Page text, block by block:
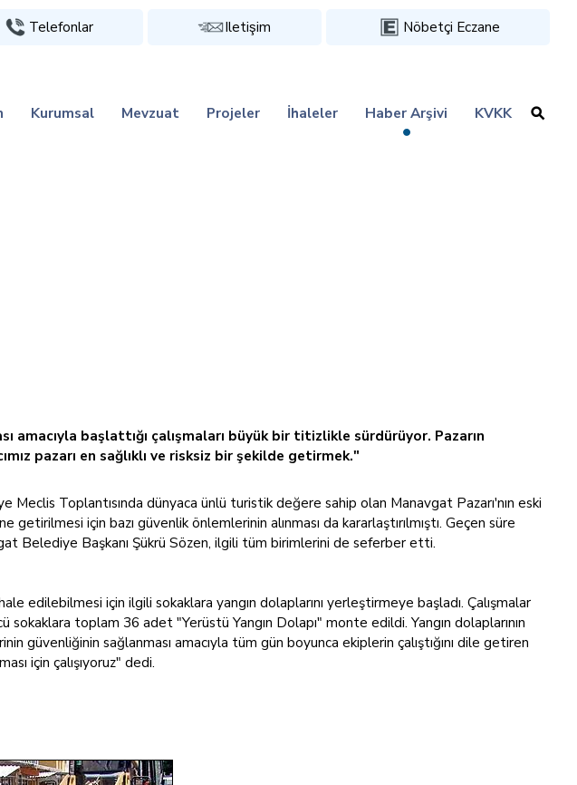
Telefonlar Iletişim Nöbetçi Eczane
Kurumsal Mevzuat Projeler İhaleler Haber Arşivi KVKK
amacıyla başlattığı çalışmaları büyük bir titizlikle sürdürüyor. Pazarın
pazarı en sağlıklı ve risksiz bir şekilde getirmek."
Toplantısında dünyaca ünlü turistik değere sahip olan Manavgat Pazarı'nın eski
getirilmesi için bazı güvenlik önlemlerinin alınması da kararlaştırılmıştı. Geçen süre
Belediye Başkanı Şükrü Sözen, ilgili tüm birimlerini de seferber etti.
edilebilmesi için ilgili sokaklara yangın dolaplarını yerleştirmeye başladı. Çalışmalar
toplam 36 adet "Yerüstü Yangın Dolapı" monte edildi. Yangın dolaplarının
güvenliğinin sağlanması amacıyla tüm gün boyunca ekiplerin çalıştığını dile getiren
için çalışıyoruz" dedi.